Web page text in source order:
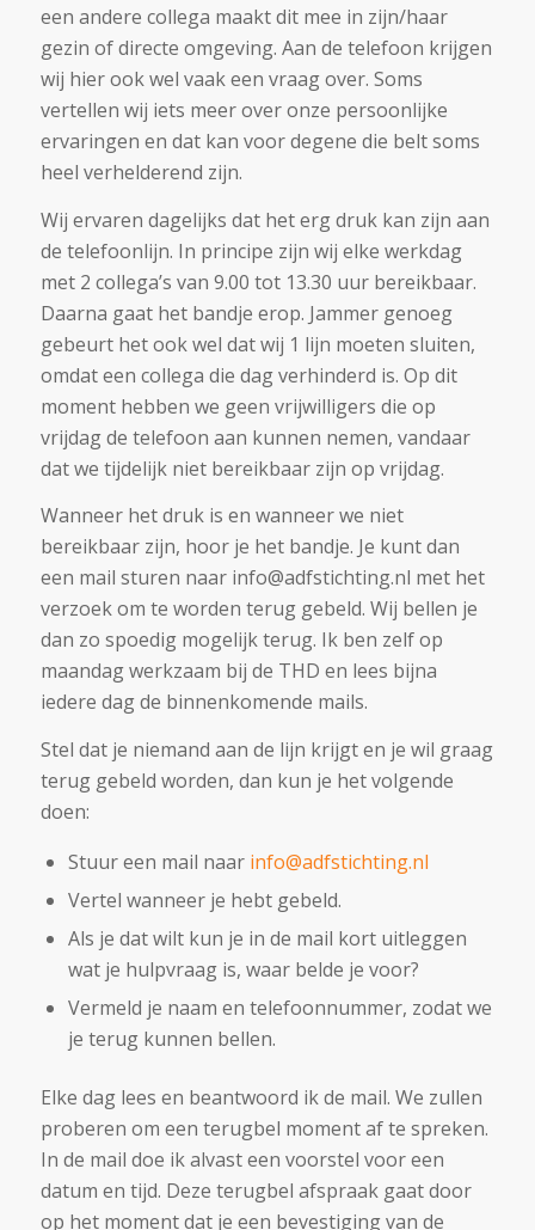
een andere collega maakt dit mee in zijn/haar
gezin of directe omgeving. Aan de telefoon krijgen
wij hier ook wel vaak een vraag over. Soms
vertellen wij iets meer over onze persoonlijke
ervaringen en dat kan voor degene die belt soms
heel verhelderend zijn.
Wij ervaren dagelijks dat het erg druk kan zijn aan
de telefoonlijn. In principe zijn wij elke werkdag
met 2 collega’s van 9.00 tot 13.30 uur bereikbaar.
Daarna gaat het bandje erop. Jammer genoeg
gebeurt het ook wel dat wij 1 lijn moeten sluiten,
omdat een collega die dag verhinderd is. Op dit
moment hebben we geen vrijwilligers die op
vrijdag de telefoon aan kunnen nemen, vandaar
dat we tijdelijk niet bereikbaar zijn op vrijdag.
Wanneer het druk is en wanneer we niet
bereikbaar zijn, hoor je het bandje. Je kunt dan
een mail sturen naar info@adfstichting.nl met het
verzoek om te worden terug gebeld. Wij bellen je
dan zo spoedig mogelijk terug. Ik ben zelf op
maandag werkzaam bij de THD en lees bijna
iedere dag de binnenkomende mails.
Stel dat je niemand aan de lijn krijgt en je wil graag
terug gebeld worden, dan kun je het volgende
doen:
Stuur een mail naar info@adfstichting.nl
Vertel wanneer je hebt gebeld.
Als je dat wilt kun je in de mail kort uitleggen
wat je hulpvraag is, waar belde je voor?
Vermeld je naam en telefoonnummer, zodat we
je terug kunnen bellen.
Elke dag lees en beantwoord ik de mail. We zullen
proberen om een terugbel moment af te spreken.
In de mail doe ik alvast een voorstel voor een
datum en tijd. Deze terugbel afspraak gaat door
op het moment dat je een bevestiging van de